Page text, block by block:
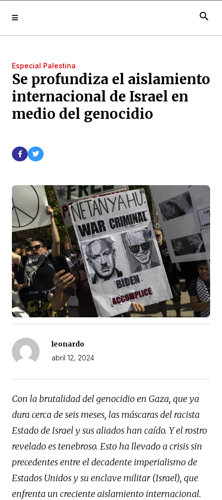
search
Especial Palestina
Se profundiza el aislamiento
internacional de Israel en
medio del genocidio
leonardo
abril 12, 2024
Con la brutalidad del genocidio en Gaza, que ya
dura cerca de seis meses, las máscaras del racista
Estado de Israel y sus aliados han caído. Y el rostro
revelado es tenebroso. Esto ha llevado a crisis sin
precedentes entre el decadente imperialismo de
Estados Unidos y su enclave militar (Israel), que
enfrenta un creciente aislamiento internacional.